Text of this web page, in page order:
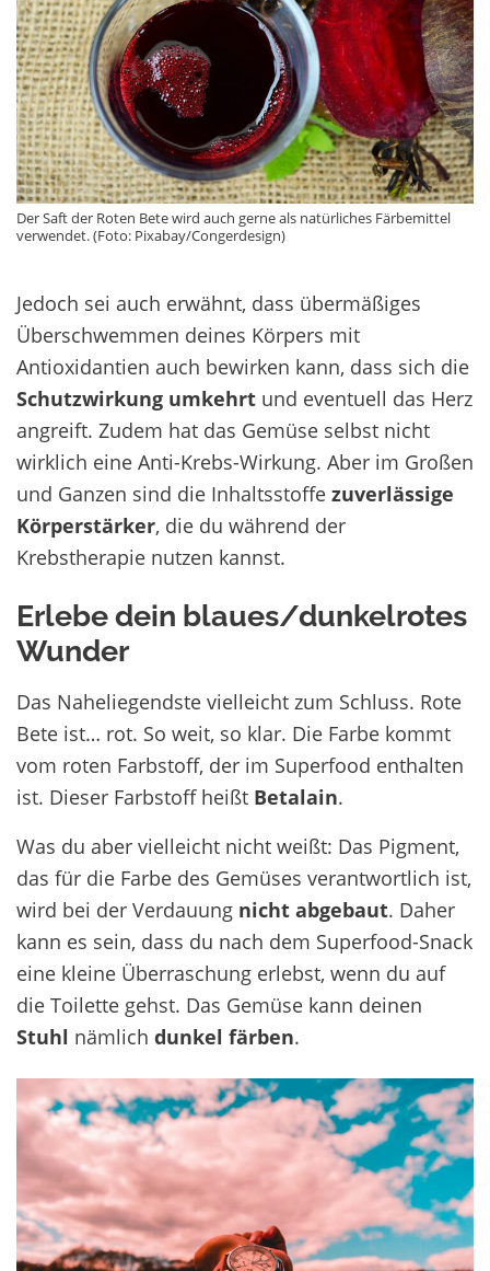
Der Saft der Roten Bete wird auch gerne als natürliches Färbemittel
verwendet. (Foto: Pixabay/Congerdesign)
Jedoch sei auch erwähnt, dass übermäßiges
Überschwemmen deines Körpers mit
Antioxidantien auch bewirken kann, dass sich die
Schutzwirkung umkehrt und eventuell das Herz
angreift. Zudem hat das Gemüse selbst nicht
wirklich eine Anti-Krebs-Wirkung. Aber im Großen
und Ganzen sind die Inhaltsstoffe zuverlässige
Körperstärker, die du während der
Krebstherapie nutzen kannst.
Erlebe dein blaues/dunkelrotes
Wunder
Das Naheliegendste vielleicht zum Schluss. Rote
Bete ist… rot. So weit, so klar. Die Farbe kommt
vom roten Farbstoff, der im Superfood enthalten
ist. Dieser Farbstoff heißt Betalain.
Was du aber vielleicht nicht weißt: Das Pigment,
das für die Farbe des Gemüses verantwortlich ist,
wird bei der Verdauung nicht abgebaut. Daher
kann es sein, dass du nach dem Superfood-Snack
eine kleine Überraschung erlebst, wenn du auf
die Toilette gehst. Das Gemüse kann deinen
Stuhl nämlich dunkel färben.